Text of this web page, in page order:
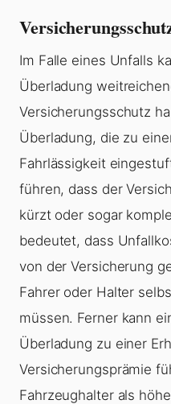
Im Falle eines Unfalls
Überladung
Versicherungsschutz
Überladung, die zu
Fahrlässigkeit
führen, dass der
kürzt oder sogar
bedeutet, dass
von der Versicherung
Fahrer oder Halter
müssen. Ferner kann
Überladung zu einer
Versicherungsprämie
Fahrzeughalter als